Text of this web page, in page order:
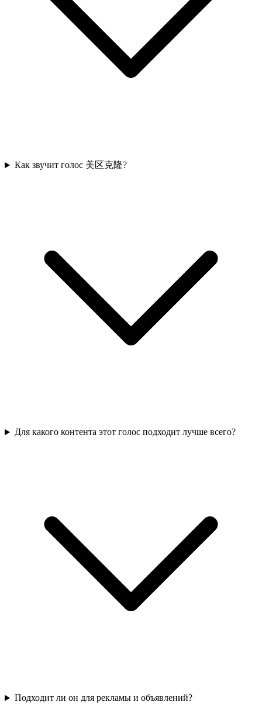
Как звучит голос 美区克隆?
Для какого контента этот голос подходит лучше всего?
Подходит ли он для рекламы и объявлений?